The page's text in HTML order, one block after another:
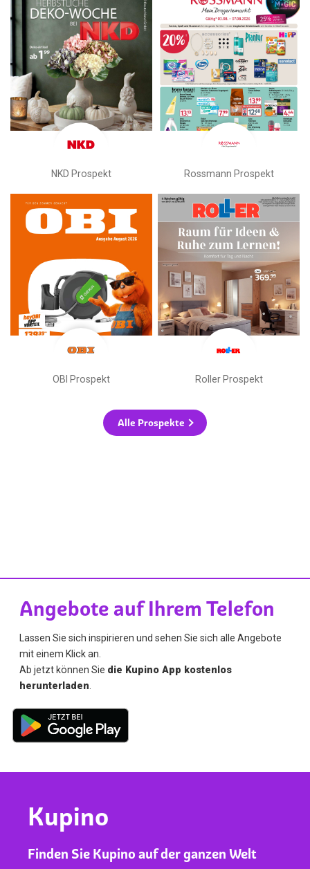
NKD Prospekt Rossmann Prospekt
OBI Prospekt Roller Prospekt
Alle Prospekte
Angebote auf Ihrem Telefon
Lassen Sie sich inspirieren und sehen Sie sich alle Angebote
mit einem Klick an.
Ab jetzt können Sie die Kupino App kostenlos
herunterladen
Kupino
Finden Sie Kupino auf der ganzen Welt